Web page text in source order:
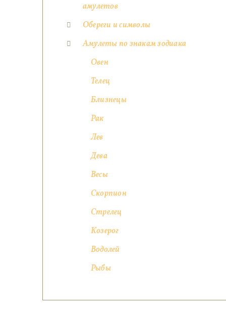
амулетов
Обереги и символы
Амулеты по знакам зодиака
Овен
Телец
Близнецы
Рак
Лев
Дева
Весы
Скорпион
Стрелец
Козерог
Водолей
Рыбы